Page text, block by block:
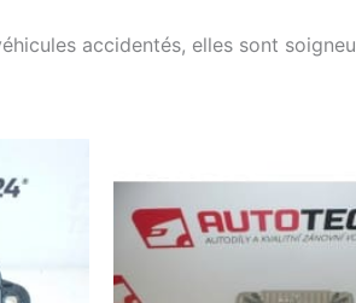
accidentés, elles sont